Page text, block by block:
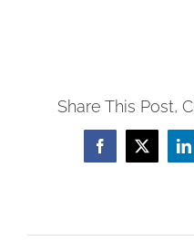
Share This Post,
Facebook
X